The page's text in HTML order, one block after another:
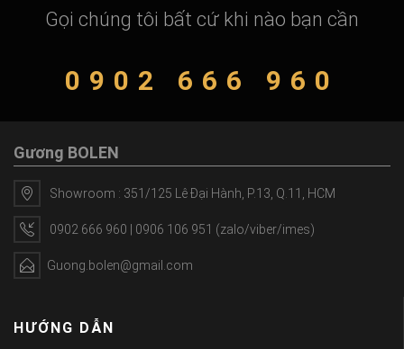
Gọi chúng tôi bất cứ khi nào bạn cần
0902 666 960
Gương BOLEN
Showroom : 351/125 Lê Đại Hành, P.13, Q.11, HCM
0902 666 960 | 0906 106 951 (zalo/viber/imes)
Guong.bolen@gmail.com
HƯỚNG DẪN